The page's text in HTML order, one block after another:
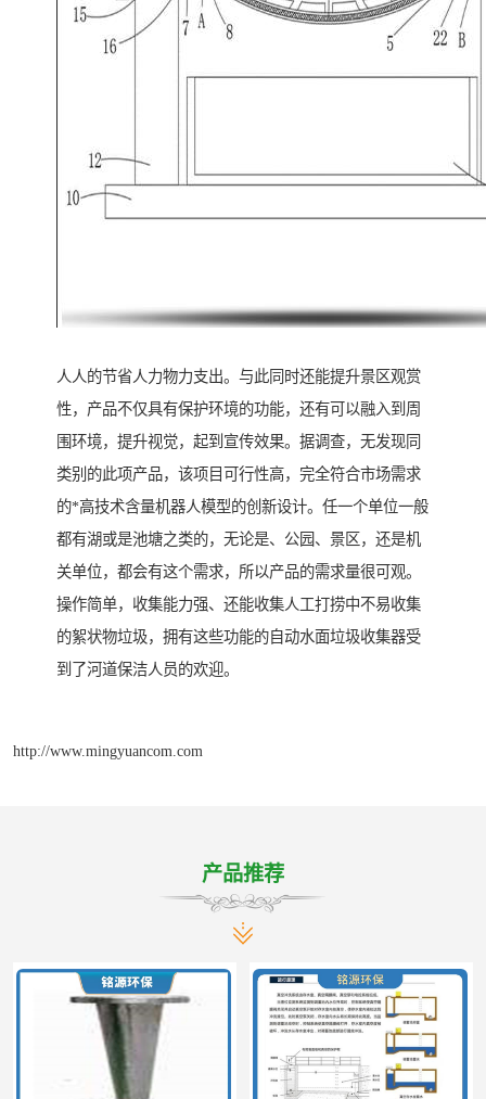
人人的节省人力物力支出。与此同时还能提升景区观赏
性，产品不仅具有保护环境的功能，还有可以融入到周
围环境，提升视觉，起到宣传效果。据调查，无发现同
类别的此项产品，该项目可行性高，完全符合市场需求
的*高技术含量机器人模型的创新设计。任一个单位一般
都有湖或是池塘之类的，无论是、公园、景区，还是机
关单位，都会有这个需求，所以产品的需求量很可观。
操作简单，收集能力强、还能收集人工打捞中不易收集
的絮状物垃圾，拥有这些功能的自动水面垃圾收集器受
到了河道保洁人员的欢迎。
http://www.mingyuancom.com
产品推荐